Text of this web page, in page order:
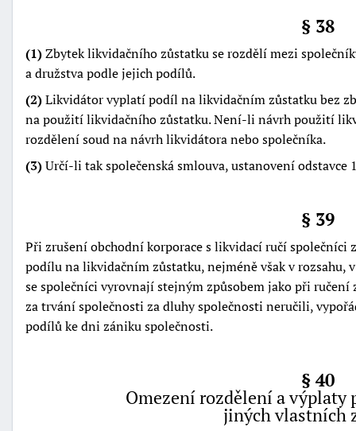
§ 38
(1)Zbytek likvidačního zůstatku se rozdělí mezi
a družstva podle jejich podílů.
(2)Likvidátor vyplatí podíl na likvidačním zůstatku bez
na použití likvidačního zůstatku. Není-li návrh použití
rozdělení soud na návrh likvidátora nebo společníka.
(3)Určí-li tak společenská smlouva, ustanovení odstavce
§ 39
Při zrušení obchodní korporace s likvidací ručí společníci
podílu na likvidačním zůstatku, nejméně však v rozsahu,
se společníci vyrovnají stejným způsobem jako při
za trvání společnosti za dluhy společnosti neručili,
podílů ke dni zániku společnosti.
§ 40
Omezení rozdělení a výplaty
jiných vlastních